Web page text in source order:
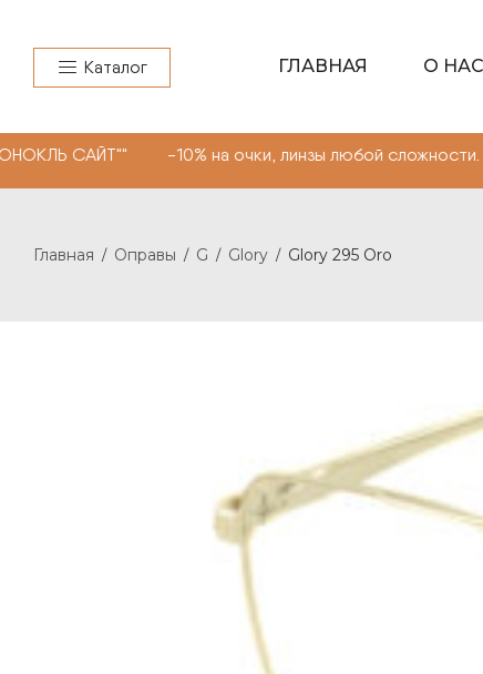
Каталог ГЛАВНАЯ О НАС
-10% на очки, линзы любой
Главная / Оправы / G / Glory / Glory 295 Oro